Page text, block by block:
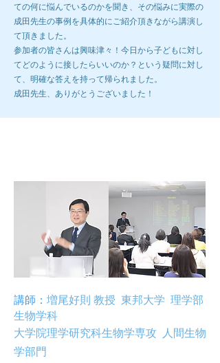
ての何に悩んでいるのかを聞き、その悩みに実際の
成田先生の事例を具体的にご紹介頂きながら講演し
て頂きました。
参加者の皆さんは興味津々！今日から子どもに対し
てどのように接したらいいのか？という疑問に対し
て、明確な答えを持って帰られました。
成田先生、ありがとうございました！
講師： 増尾好則 教授 東邦大学 理学部
生物学科
大学院理学研究科生物学専攻
人間生物
学部門